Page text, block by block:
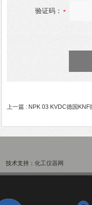
验证码：
上一篇 : NPK 03 KVDC德国KNF
技术支持： 化工仪器网